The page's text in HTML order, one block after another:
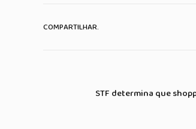
COMPARTILHAR.
STF determina que